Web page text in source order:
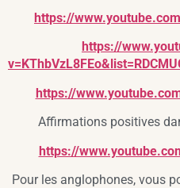
https://
https://
https://
Affirmations positives
https://
Pour les anglophones, vous